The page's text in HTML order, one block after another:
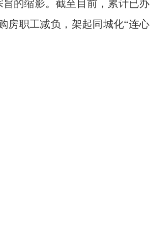
的缩影。截至目前，累计已办
房职工减负，架起同城化“连心